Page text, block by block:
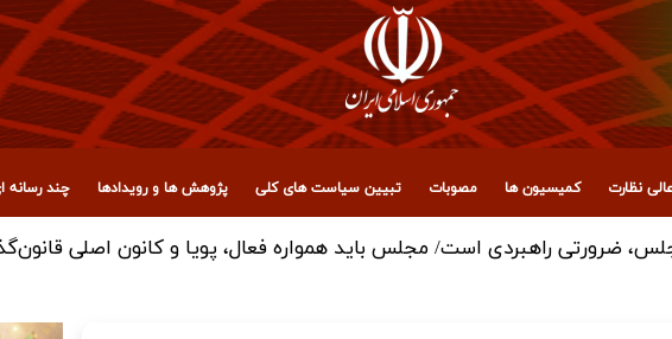
نظارت کمیسیون ها مصوبات تبیین سیاست های کلی پژوهش ها و رویدادها چند رسانه
ضرورتی راهبردی است/ مجلس باید همواره فعال، پویا و کانون اصلی